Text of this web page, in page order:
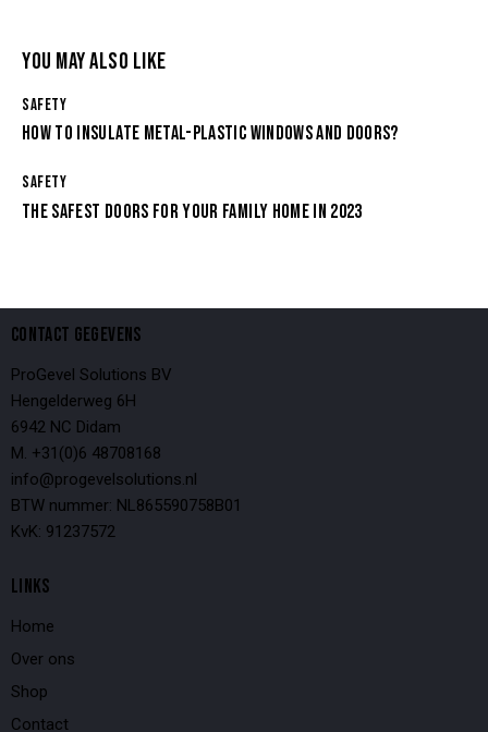
YOU MAY ALSO LIKE
SAFETY
HOW TO INSULATE METAL-PLASTIC WINDOWS AND DOORS?
SAFETY
THE SAFEST DOORS FOR YOUR FAMILY HOME IN 2023
CONTACT GEGEVENS
ProGevel Solutions BV
Hengelderweg 6H
6942 NC Didam
M. +31(0)6 48708168
info@progevelsolutions.nl
BTW nummer: NL865590758B01
KvK: 91237572
LINKS
Home
Over ons
Shop
Contact